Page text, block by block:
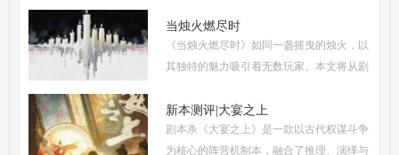
你们将共同经历一场永生难忘的惊魂夜...随
着剧本展开，
当烛火燃尽时
《当烛火燃尽时》如同一盏摇曳的烛火，以
其独特的魅力吸引着无数玩家。本文将从剧
和玩家点评五大关键要素出发，全面解析这
部令人着迷
新本测评|大宴之上
剧本杀《大宴之上》是一款以古代权谋斗争
为核心的阵营机制本，融合了推理、演绎与